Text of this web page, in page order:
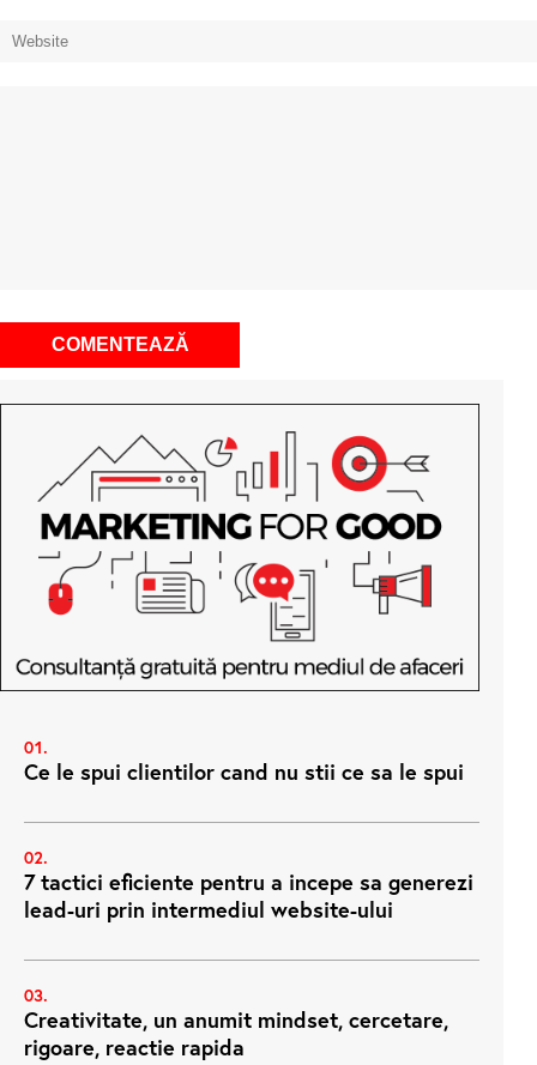
Ce le spui clientilor cand nu stii ce sa le spui
7 tactici eficiente pentru a incepe sa generezi
lead-uri prin intermediul website-ului
Creativitate, un anumit mindset, cercetare,
rigoare, reactie rapida